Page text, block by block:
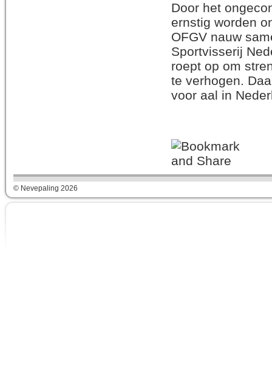
Door het
ernstig worden
OFGV nauw
Sportvisserij
roept op om
te verhogen.
voor aal in
© Nevepaling 2026